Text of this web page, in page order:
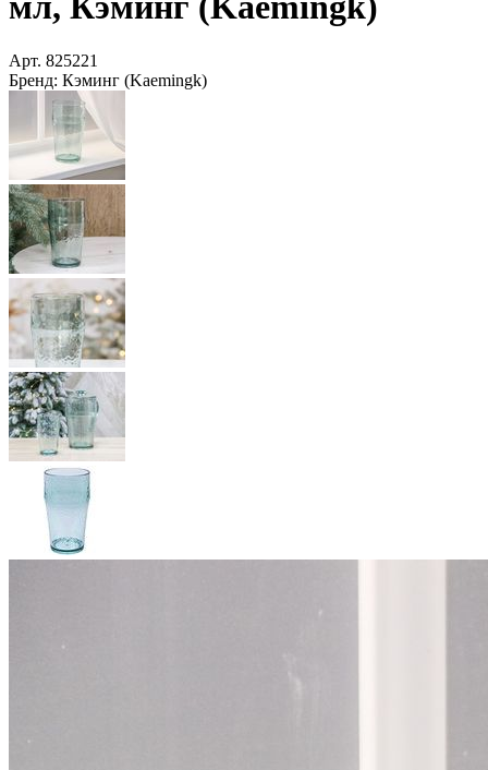
Арт. 825221
Бренд: Кэминг (Kaemingk)